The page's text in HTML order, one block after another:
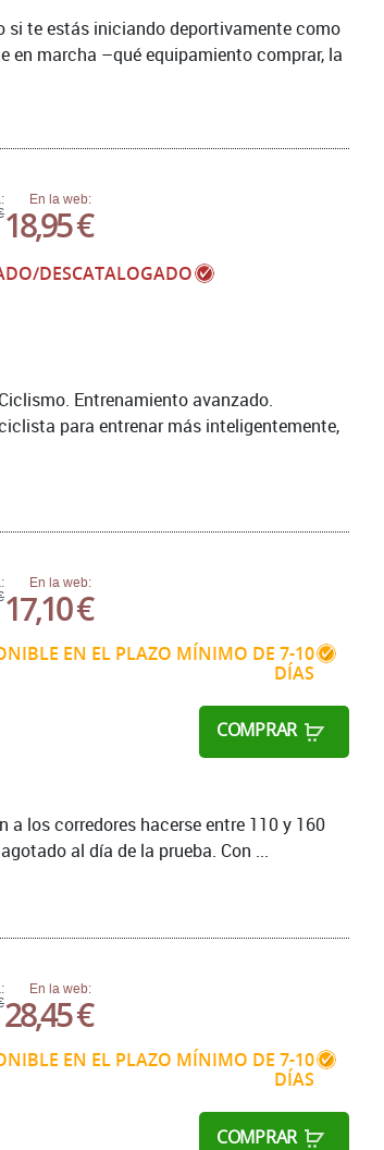
si te estás iniciando deportivamente como
en marcha –qué equipamiento comprar, la
En la web:
18,95 €
DESCATALOGADO
Entrenamiento avanzado.
para entrenar más inteligentemente,
En la web:
17,10 €
EN EL PLAZO MÍNIMO DE 7-10
DÍAS
COMPRAR
los corredores hacerse entre 110 y 160
al día de la prueba. Con ...
En la web:
28,45 €
EN EL PLAZO MÍNIMO DE 7-10
DÍAS
COMPRAR